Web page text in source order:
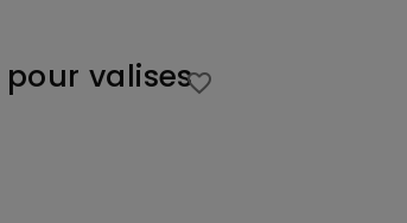
valisesfavorite_border